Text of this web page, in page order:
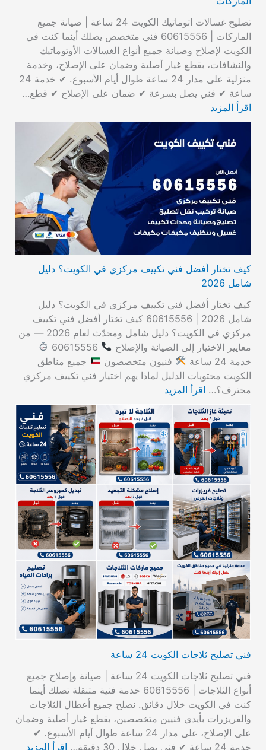
تصليح غسالات اتوماتيك الكويت 24 ساعة | صيانة جميع
الماركات | 60615556 فني متخصص يصلك أينما كنت في
الكويت لإصلاح وصيانة جميع أنواع الغسالات الأوتوماتيك
والنشافات، بقطع غيار أصلية وضمان على الإصلاح، وخدمة
منزلية على مدار 24 ساعة طوال أيام الأسبوع. ✔ خدمة 24
ساعة ✔ فني يصل بسرعة ✔ ضمان على الإصلاح ✔ قطع…
اقرأ المزيد
كيف تختار أفضل فني تكييف مركزي في الكويت؟ دليل
شامل 2026
كيف تختار أفضل فني تكييف مركزي في الكويت؟ دليل
شامل 2026 | 60615556 كيف تختار أفضل فني تكييف
مركزي في الكويت؟ دليل شامل ومحدّث لعام 2026 — من
معايير الاختيار إلى الصيانة والإصلاح
خدمة 24 ساعة
فنيون متخصصون
جميع مناطق
الكويت محتويات الدليل لماذا يهم اختيار فني تكييف مركزي
محترف؟… اقرأ المزيد
فني تصليح ثلاجات الكويت 24 ساعة
فني تصليح ثلاجات الكويت 24 ساعة | صيانة وإصلاح جميع
أنواع الثلاجات | 60615556 خدمة فنية متنقلة تصلك أينما
كنت في الكويت خلال دقائق. نصلح جميع أعطال الثلاجات
والفريزرات بأيدي فنيين متخصصين، بقطع غيار أصلية وضمان
على الإصلاح، على مدار 24 ساعة طوال أيام الأسبوع. ✔
خدمة 24 ساعة ✔ فني يصل خلال 30 دقيقة…
اقرأ المزيد